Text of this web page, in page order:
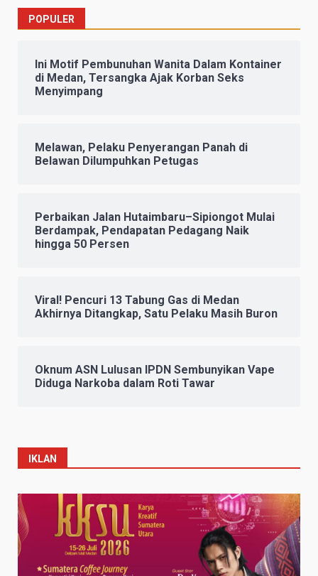
POPULER
Ini Motif Pembunuhan Wanita Dalam Kontainer
di Medan, Tersangka Ajak Korban Seks
Menyimpang
Melawan, Pelaku Penyerangan Panah di
Belawan Dilumpuhkan Petugas
Perbaikan Jalan Hutaimbaru–Sipiongot Mulai
Berdampak, Pendapatan Pedagang Naik
hingga 50 Persen
Viral! Pencuri 13 Tabung Gas di Medan
Akhirnya Ditangkap, Satu Pelaku Masih Buron
Oknum ASN Lulusan IPDN Sembunyikan Vape
Diduga Narkoba dalam Roti Tawar
IKLAN